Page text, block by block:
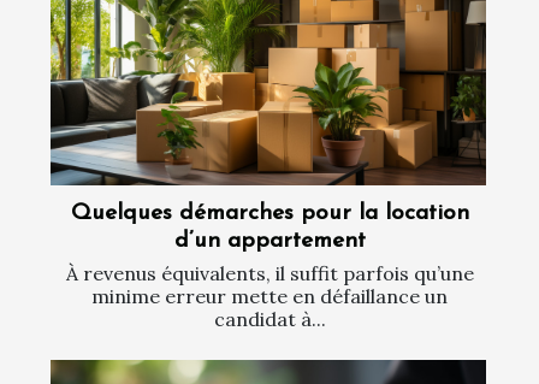
Quelques démarches pour la location
d’un appartement
À revenus équivalents, il suffit parfois qu’une
minime erreur mette en défaillance un
candidat à...